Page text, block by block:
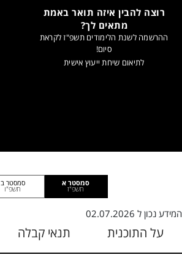
רוצה להבין איזה תואר באמת
מתאים לך?
ההרשמה לשנת הלימודים תשפ"ז לקראת
סיום!
לתיאום שיחת ייעוץ אישית
סמסטר א
תשפ"ז
סמסטר ב
תשפ"ו
המידע נכון ל 02.07.2026
על התוכנית תנאי קבלה